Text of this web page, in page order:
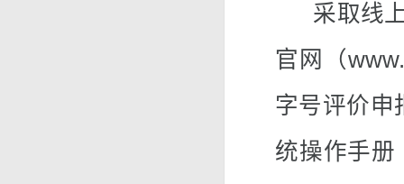
采取线上
官网（
字号评价申
统操作手册